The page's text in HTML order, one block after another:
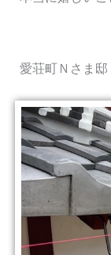
愛荘町Ｎさま邸